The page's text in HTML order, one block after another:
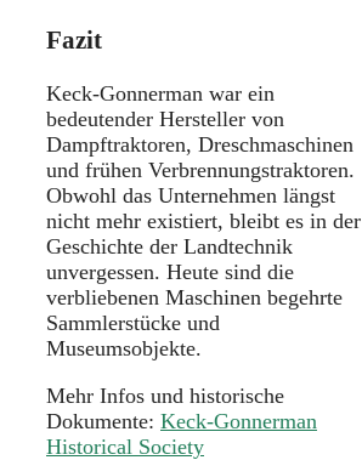
Fazit
Keck-Gonnerman war ein
bedeutender Hersteller von
Dampftraktoren, Dreschmaschinen
und frühen Verbrennungstraktoren.
Obwohl das Unternehmen längst
nicht mehr existiert, bleibt es in der
Geschichte der Landtechnik
unvergessen. Heute sind die
verbliebenen Maschinen begehrte
Sammlerstücke und
Museumsobjekte.
Mehr Infos und historische
Dokumente: Keck-Gonnerman
Historical Society